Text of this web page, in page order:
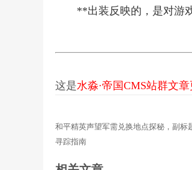
**出装反映的，是对游
这是水淼·帝国CMS站群文
和平精英声望军需兑换地点探秘，副标
寻踪指南